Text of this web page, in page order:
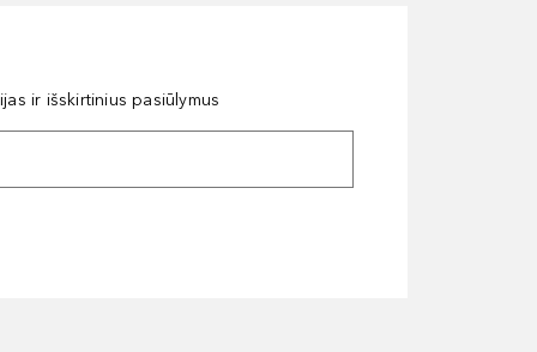
ir išskirtinius pasiūlymus